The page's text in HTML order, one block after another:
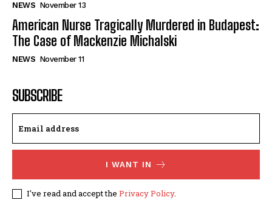
NEWS November 13
American Nurse Tragically Murdered in Budapest:
The Case of Mackenzie Michalski
NEWS November 11
SUBSCRIBE
I WANT IN
I've read and accept the Privacy Policy.